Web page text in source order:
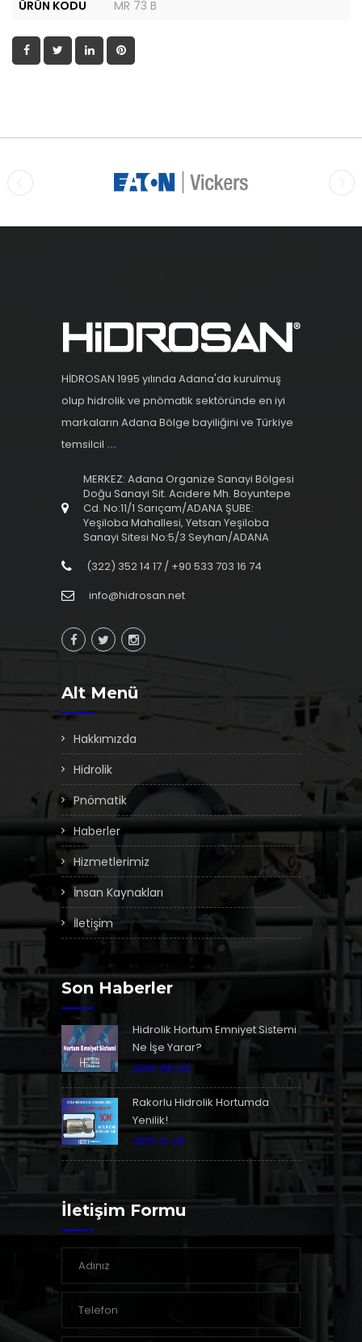
ÜRÜN KODU
MR 73 B
HİDROSAN 1995 yılında Adana'da kurulmuş
olup hidrolik ve pnömatik sektöründe en iyi
markaların Adana Bölge bayiliğini ve Türkiye
temsilcil ...
MERKEZ: Adana Organize Sanayi Bölgesi
Doğu Sanayi Sit. Acıdere Mh. Boyuntepe
Cd. No:11/1 Sarıçam/ADANA ŞUBE:
Yeşiloba Mahallesi, Yetsan Yeşiloba
Sanayi Sitesi No:5/3 Seyhan/ADANA
(322) 352 14 17 / +90 533 703 16 74
info@hidrosan.net
Alt Menü
Hakkımızda
Hidrolik
Pnömatik
Haberler
Hizmetlerimiz
İnsan Kaynakları
İletişim
Son Haberler
Hidrolik Hortum Emniyet Sistemi
Ne İşe Yarar?
2021-09-03
Rakorlu Hidrolik Hortumda
Yenilik!
2021-11-29
İletişim Formu